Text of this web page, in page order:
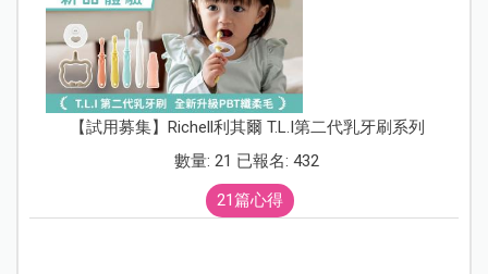
【試用募集】Richell利其爾 T.L.I第二代乳牙刷系列
數量: 21 已報名: 432
21篇心得